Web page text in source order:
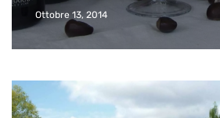
Ottobre 13, 2014